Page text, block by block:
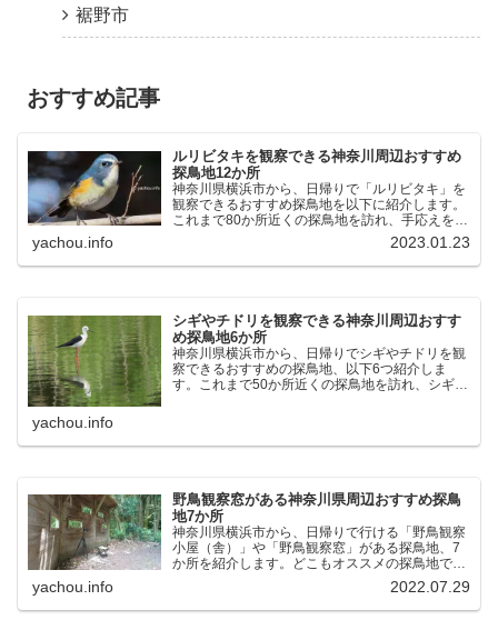
裾野市
おすすめ記事
ルリビタキを観察できる神奈川周辺おすすめ
探鳥地12か所
神奈川県横浜市から、日帰りで「ルリビタキ」を
観察できるおすすめ探鳥地を以下に紹介します。
これまで80か所近くの探鳥地を訪れ、手応えを感
じた場所です。以下、★ が多いほど観察しやす
く、出現頻度が高いと感じた場所です。 北本自然
観察公園：埼玉県...
yachou.info 2023.01.23
シギやチドリを観察できる神奈川周辺おすす
め探鳥地6か所
神奈川県横浜市から、日帰りでシギやチドリを観
察できるおすすめの探鳥地、以下6つ紹介しま
す。これまで50か所近くの探鳥地を訪れ、シギや
yachou.info
野鳥観察窓がある神奈川県周辺おすすめ探鳥
地7か所
神奈川県横浜市から、日帰りで行ける「野鳥観察
小屋（舎）」や「野鳥観察窓」がある探鳥地、7
か所を紹介します。どこもオススメの探鳥地で
す。実際に訪れてみると、野山にいる野鳥、海や
湖にいる野鳥それぞれ違う観察になりました。街
中にあり、電車で行ける...
yachou.info 2022.07.29